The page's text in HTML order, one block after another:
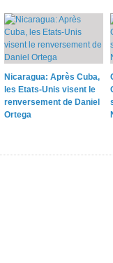
Nicaragua: Après Cuba,
les Etats-Unis visent le
renversement de Daniel
Ortega